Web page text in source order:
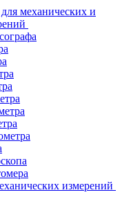
механических и
измерений